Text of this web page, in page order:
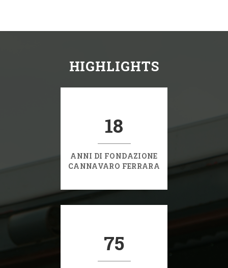
HIGHLIGHTS
18
ANNI DI FONDAZIONE
CANNAVARO FERRARA
75